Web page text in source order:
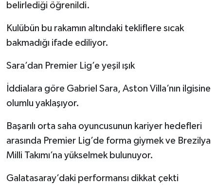
belirlediği öğrenildi.
Kulübün bu rakamın altındaki tekliflere sıcak
bakmadığı ifade ediliyor.
Sara’dan Premier Lig’e yeşil ışık
İddialara göre Gabriel Sara, Aston Villa’nın ilgisine
olumlu yaklaşıyor.
Başarılı orta saha oyuncusunun kariyer hedefleri
arasında Premier Lig’de forma giymek ve Brezilya
Milli Takımı’na yükselmek bulunuyor.
Galatasaray’daki performansı dikkat çekti